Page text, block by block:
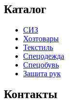
Каталог
СИЗ
Хозтовары
Текстиль
Спецодежда
Спецобувь
Защита рук
Контакты